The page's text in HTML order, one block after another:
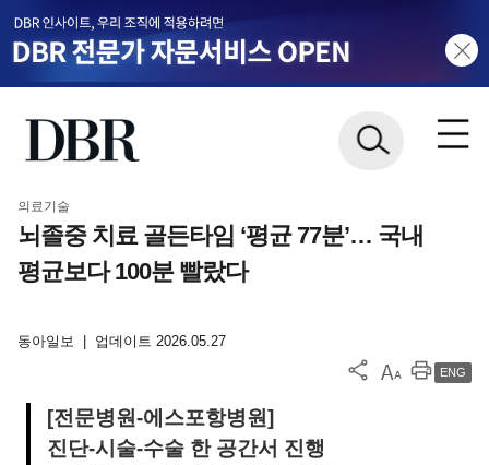
의료기술
뇌졸중 치료 골든타임 ‘평균 77분’… 국내
평균보다 100분 빨랐다
동아일보 업데이트 2026.05.27
ENG
[전문병원-에스포항병원]
진단-시술-수술 한 공간서 진행